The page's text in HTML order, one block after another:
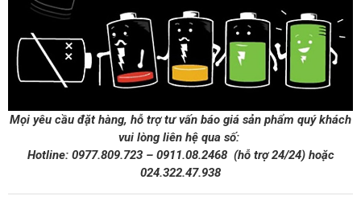
Mọi yêu cầu đặt hàng, hỗ trợ tư vấn báo giá sản phẩm quý khách
vui lòng liên hệ qua số:
Hotline: 0977.809.723– 0911.08.2468 (hỗ trợ 24/24)hoặc
024.322.47.938